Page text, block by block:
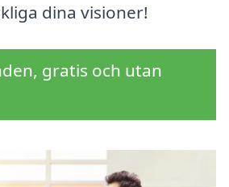
dina visioner!
gratis och utan